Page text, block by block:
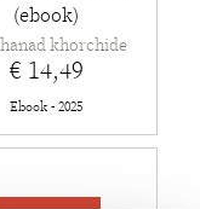
(ebook)
khorchide
€ 14,49
Ebook - 2025